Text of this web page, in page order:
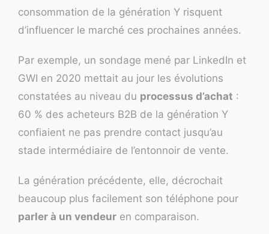
consommation de la génération Y risquent
d’influencer le marché ces prochaines années.
Par exemple, un sondage mené par LinkedIn et
GWI en 2020 mettait au jour les évolutions
constatées au niveau du processus d’achat :
60 % des acheteurs B2B de la génération Y
confiaient ne pas prendre contact jusqu’au
stade intermédiaire de l’entonnoir de vente.
La génération précédente, elle, décrochait
beaucoup plus facilement son téléphone pour
parler à un vendeur en comparaison.